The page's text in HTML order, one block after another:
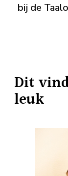
bij de
Dit
leuk